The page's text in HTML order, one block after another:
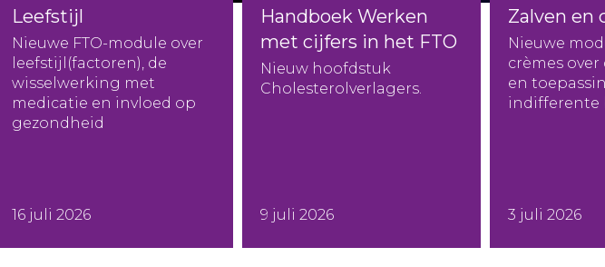
Leefstijl
Nieuwe FTO-module over
leefstijl(factoren), de
wisselwerking met
medicatie en invloed op
gezondheid
16 juli 2026
Handboek Werken
met cijfers in het FTO
Nieuw hoofdstuk
Cholesterolverlagers.
9 juli 2026
Zalven en
Nieuwe
crèmes
en
indifferente
3 juli 2026